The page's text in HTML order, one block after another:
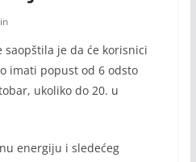
je da će korisnici
imati popust od 6 odsto
ukoliko do 20. u
energiju i sledećeg